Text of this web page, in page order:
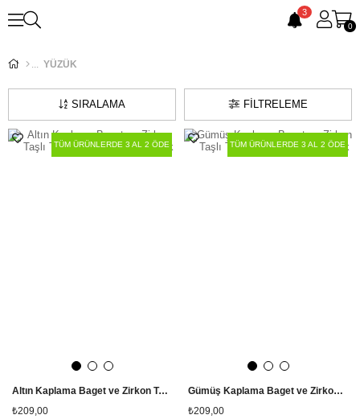
3
0
YÜZÜK
FILTRELEME
SIRALAMA
Altın Kaplama Baget ve Zirkon Taşlı Tamtur Ayarlanabilir Yüzük
₺209,00
TÜM ÜRÜNLERDE 3 AL 2 ÖDE
Gümüş Kaplama Baget ve Zirkon Taşlı Tamtur Ayarlanabilir Yüzük
₺209,00
TÜM ÜRÜNLERDE 3 AL 2 ÖDE